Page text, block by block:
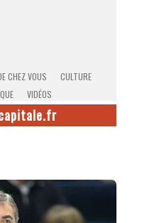
CHEZ VOUS
CULTURE
VIDÉOS